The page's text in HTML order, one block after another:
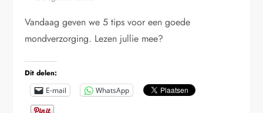
Vandaag geven we 5 tips voor een goede
mondverzorging. Lezen jullie mee?
Dit delen:
E-mail WhatsApp